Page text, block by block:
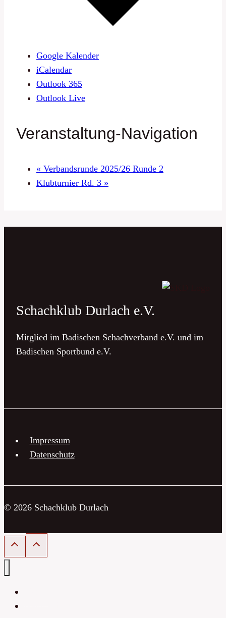
Google Kalender
iCalendar
Outlook 365
Outlook Live
Veranstaltung-Navigation
« Verbandsrunde 2025/26 Runde 2
Klubturnier Rd. 3 »
Schachklub Durlach e.V.
Mitglied im Badischen Schachverband e.V. und im
Badischen Sportbund e.V.
Impressum
Datenschutz
© 2026 Schachklub Durlach